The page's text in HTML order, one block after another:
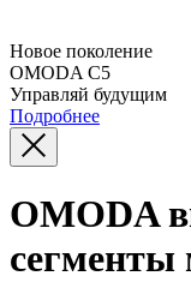
Новое поколение
OMODA C5
Управляй будущим
Подробнее
OMODA
сегменты